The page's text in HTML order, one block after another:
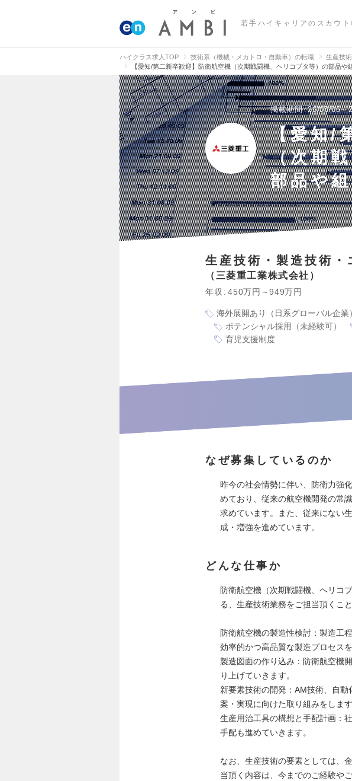
若手ハイキャリアのスカウト
ハイクラス求人TOP 技術系（機械・メカトロ・自動車）の転職
生産技
【愛知/第二新卒歓迎】防衛航空機（次期戦闘機、ヘリコプタ等）の部品や
掲載期間 26/08/05～
【愛知/
（次期
部品や
生産技術・製造技術
三菱重工業株式会社
年収 450万円～949万円
海外展開あり（日系グローバル企業）
ポテンシャル採用（未経験可）
育児支援制度
なぜ募集しているのか
昨今の社会情勢に伴い、防衛力強
めており、従来の航空機開発の常
求めています。また、従来にない
成・増強を進めています。
どんな仕事か
防衛航空機（次期戦闘機、ヘリコ
る、生産技術業務をご担当頂くこと
防衛航空機の製造性検討：製造工
効率的かつ高品質な製造プロセスを
製造図面の作り込み：防衛航空機
り上げていきます。
新要素技術の開発：AM技術、自
案・実現に向けた取り組みをします
生産用治工具の構想と手配計画：
手配も進めていきます。
なお、生産技術の要素としては、
当頂く内容は、今までのご経験や